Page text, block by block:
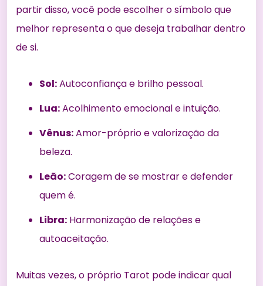
partir disso, você pode escolher o símbolo que
melhor representa o que deseja trabalhar dentro
de si.
Sol:Autoconfiança e brilho pessoal.
Lua:Acolhimento emocional e intuição.
Vênus:Amor-próprio e valorização da
beleza.
Leão:Coragem de se mostrar e defender
quem é.
Libra: Harmonização de relações e
autoaceitação.
Muitas vezes, o próprio Tarot pode indicar qual